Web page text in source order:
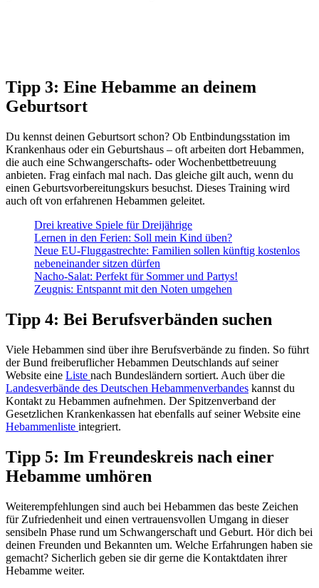
Tipp 3: Eine Hebamme an deinem
Geburtsort
Du kennst deinen Geburtsort schon? Ob Entbindungsstation im
Krankenhaus oder ein Geburtshaus – oft arbeiten dort Hebammen,
die auch eine Schwangerschafts- oder Wochenbettbetreuung
anbieten. Frag einfach mal nach. Das gleiche gilt auch, wenn du
einen Geburtsvorbereitungskurs besuchst. Dieses Training wird
auch oft von erfahrenen Hebammen geleitet.
Drei kreative Spiele für Dreijährige
Lernen in den Ferien: Soll mein Kind üben?
Neue EU-Fluggastrechte: Familien sollen künftig kostenlos
nebeneinander sitzen dürfen
Nacho-Salat: Perfekt für Sommer und Partys!
Zeugnis: Entspannt mit den Noten umgehen
Tipp 4: Bei Berufsverbänden suchen
Viele Hebammen sind über ihre Berufsverbände zu finden. So führt
der Bund freiberuflicher Hebammen Deutschlands auf seiner
Website eine Liste nach Bundesländern sortiert. Auch über die
Landesverbände des Deutschen Hebammenverbandes kannst du
Kontakt zu Hebammen aufnehmen. Der Spitzenverband der
Gesetzlichen Krankenkassen hat ebenfalls auf seiner Website eine
Hebammenliste integriert.
Tipp 5: Im Freundeskreis nach einer
Hebamme umhören
Weiterempfehlungen sind auch bei Hebammen das beste Zeichen
für Zufriedenheit und einen vertrauensvollen Umgang in dieser
sensibeln Phase rund um Schwangerschaft und Geburt. Hör dich bei
deinen Freunden und Bekannten um. Welche Erfahrungen haben sie
gemacht? Sicherlich geben sie dir gerne die Kontaktdaten ihrer
Hebamme weiter.